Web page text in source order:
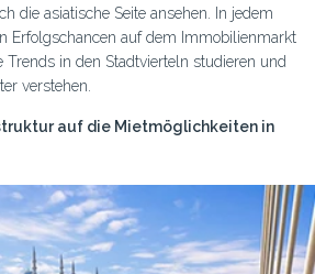
die asiatische Seite ansehen. In jedem
Erfolgschancen auf dem Immobilienmarkt
Trends in den Stadtvierteln studieren und
verstehen.
auf die Mietmöglichkeiten in